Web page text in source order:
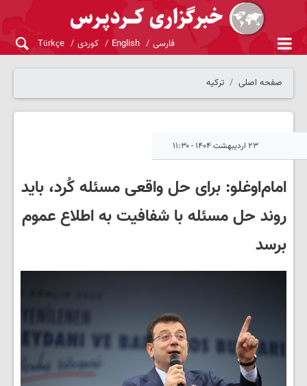
فارسی English کوردی Türkçe
صفحه اصلی ترکیه
۲۳ اردیبهشت ۱۴۰۴ - ۱۱:۳۰
امام‌اوغلو: برای حل‌ واقعی مسئله کُرد، باید
روند حل مسئله با شفافیت به اطلاع عموم
برسد